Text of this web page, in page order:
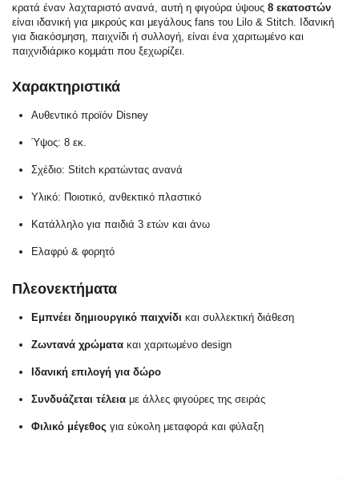
κρατά έναν λαχταριστό ανανά, αυτή η φιγούρα ύψους8 εκατοστών
είναι ιδανική για μικρούς και μεγάλους fans του Lilo & Stitch. Ιδανική
για διακόσμηση, παιχνίδι ή συλλογή, είναι ένα χαριτωμένο και
παιχνιδιάρικο κομμάτι που ξεχωρίζει.
Χαρακτηριστικά
Αυθεντικό προϊόν Disney
Ύψος: 8 εκ.
Σχέδιο: Stitch κρατώντας ανανά
Υλικό: Ποιοτικό, ανθεκτικό πλαστικό
Κατάλληλο για παιδιά 3 ετών και άνω
Ελαφρύ & φορητό
Πλεονεκτήματα
Εμπνέει δημιουργικό παιχνίδι και συλλεκτική διάθεση
Ζωντανά χρώματα και χαριτωμένο design
Ιδανική επιλογή για δώρο
Συνδυάζεται τέλεια με άλλες φιγούρες της σειράς
Φιλικό μέγεθος για εύκολη μεταφορά και φύλαξη